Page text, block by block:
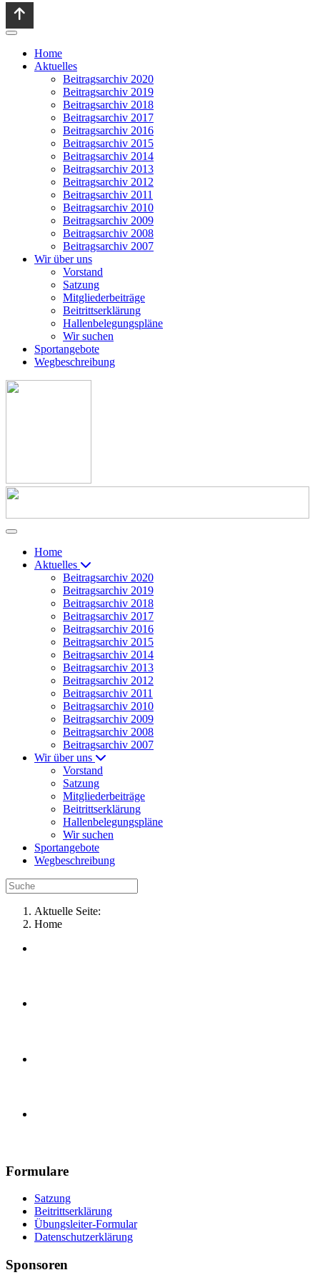
Home
Aktuelles
Beitragsarchiv 2020
Beitragsarchiv 2019
Beitragsarchiv 2018
Beitragsarchiv 2017
Beitragsarchiv 2016
Beitragsarchiv 2015
Beitragsarchiv 2014
Beitragsarchiv 2013
Beitragsarchiv 2012
Beitragsarchiv 2011
Beitragsarchiv 2010
Beitragsarchiv 2009
Beitragsarchiv 2008
Beitragsarchiv 2007
Wir über uns
Vorstand
Satzung
Mitgliederbeiträge
Beitrittserklärung
Hallenbelegungspläne
Wir suchen
Sportangebote
Wegbeschreibung
Home
Aktuelles
Beitragsarchiv 2020
Beitragsarchiv 2019
Beitragsarchiv 2018
Beitragsarchiv 2017
Beitragsarchiv 2016
Beitragsarchiv 2015
Beitragsarchiv 2014
Beitragsarchiv 2013
Beitragsarchiv 2012
Beitragsarchiv 2011
Beitragsarchiv 2010
Beitragsarchiv 2009
Beitragsarchiv 2008
Beitragsarchiv 2007
Wir über uns
Vorstand
Satzung
Mitgliederbeiträge
Beitrittserklärung
Hallenbelegungspläne
Wir suchen
Sportangebote
Wegbeschreibung
Aktuelle Seite:
Home
Formulare
Satzung
Beitrittserklärung
Übungsleiter-Formular
Datenschutzerklärung
Sponsoren